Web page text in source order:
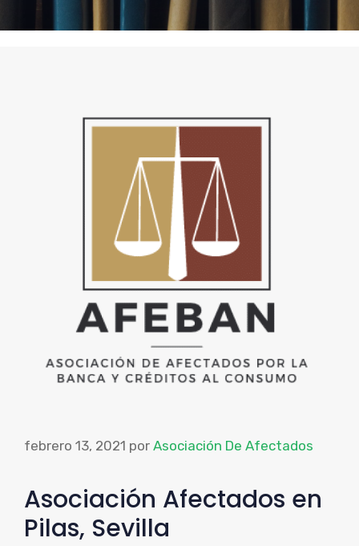
febrero 13, 2021 por Asociación De Afectados
Asociación Afectados en
Pilas, Sevilla